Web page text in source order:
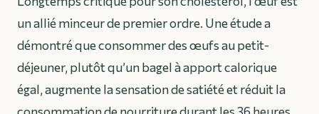
un allié minceur de premier ordre. Une étude a
démontré que consommer des œufs au petit-
déjeuner, plutôt qu’un bagel à apport calorique
égal, augmente la sensation de satiété et réduit la